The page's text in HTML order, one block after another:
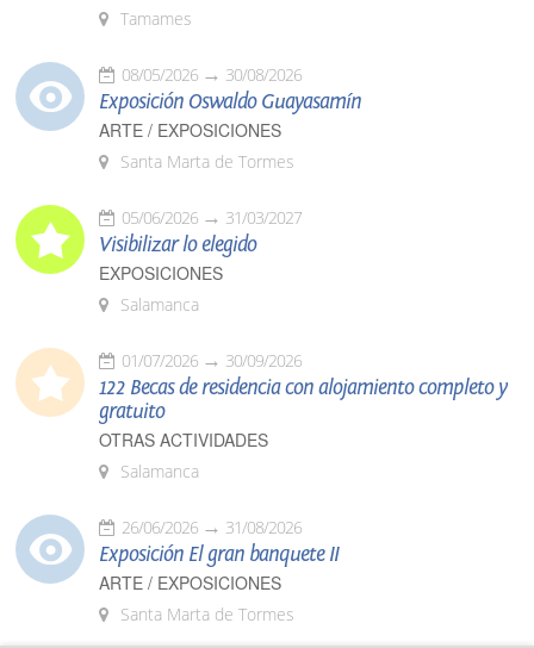
Tamames
08/05/2026 30/08/2026
Exposición Oswaldo Guayasamín
ARTE / EXPOSICIONES
Santa Marta de Tormes
05/06/2026 31/03/2027
Visibilizar lo elegido
EXPOSICIONES
Salamanca
01/07/2026 30/09/2026
122 Becas de residencia con alojamiento completo y
gratuito
OTRAS ACTIVIDADES
Salamanca
26/06/2026 31/08/2026
Exposición El gran banquete II
ARTE / EXPOSICIONES
Santa Marta de Tormes